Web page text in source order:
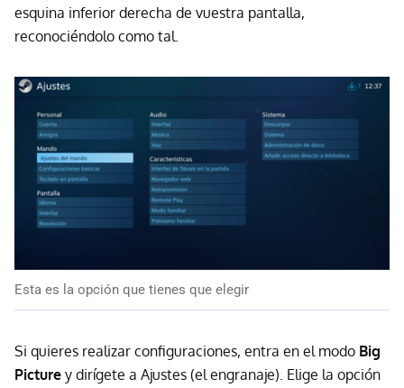
esquina inferior derecha de vuestra pantalla,
reconociéndolo como tal.
Esta es la opción que tienes que elegir
Si quieres realizar configuraciones, entra en el modo Big
Picture y dirígete a Ajustes (el engranaje). Elige la opción